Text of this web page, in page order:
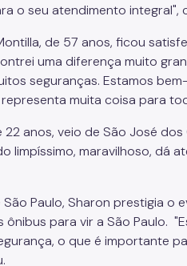
o seu atendimento integral",
de 57 anos, ficou
uma diferença muito
seguranças. Estamos
muita coisa para
anos, veio de São José
limpíssimo, maravilhoso, dá
Paulo, Sharon prestigia o
ônibus para vir a São Paulo.
o que é importante